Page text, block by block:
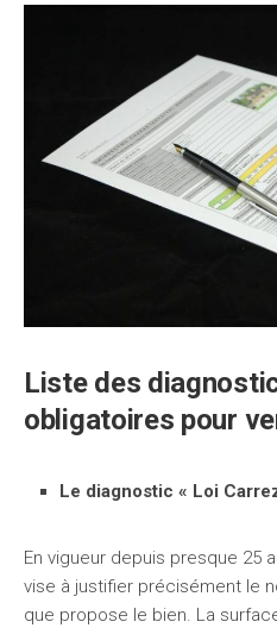
Liste des
obligatoires pour
Le diagnostic « Loi
En vigueur depuis presque 25
vise à justifier précisément le
que propose le bien. La